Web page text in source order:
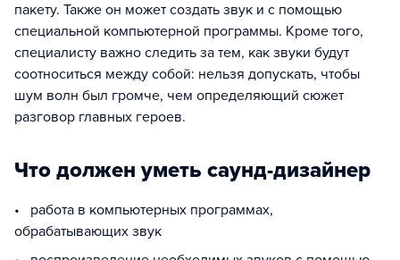
пакету. Также он может создать звук и с помощью
специальной компьютерной программы. Кроме того,
специалисту важно следить за тем, как звуки будут
соотноситься между собой: нельзя допускать, чтобы
шум волн был громче, чем определяющий сюжет
разговор главных героев.
Что должен уметь саунд-дизайнер
• работа в компьютерных программах,
обрабатывающих звук